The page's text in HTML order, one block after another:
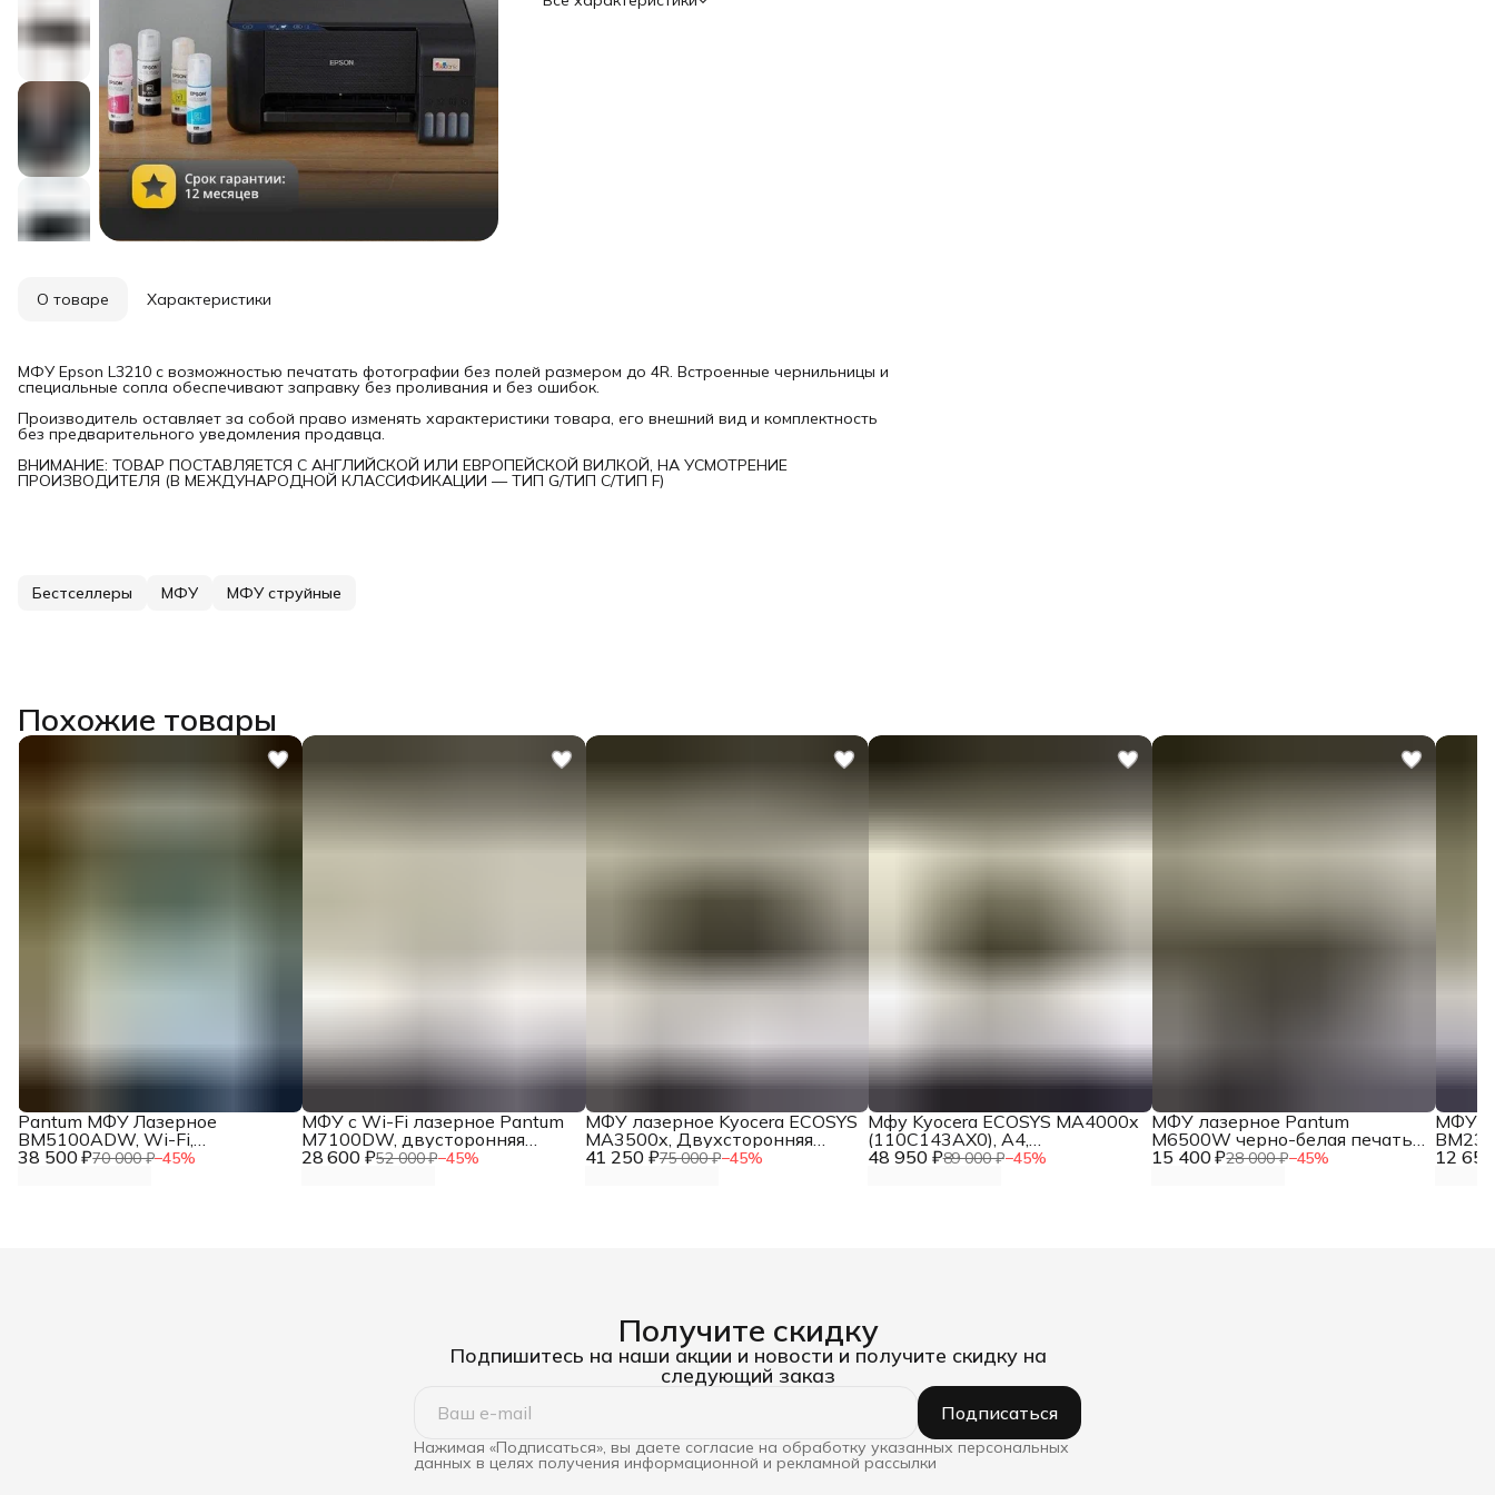
О товаре Характеристики
МФУ Epson L3210 с возможностью печатать фотографии без полей размером до 4R. Встроенные чернильницы и
специальные сопла обеспечивают заправку без проливания и без ошибок.
Производитель оставляет за собой право изменять характеристики товара, его внешний вид и комплектность
без предварительного уведомления продавца.
ВНИМАНИЕ: ТОВАР ПОСТАВЛЯЕТСЯ С АНГЛИЙСКОЙ ИЛИ ЕВРОПЕЙСКОЙ ВИЛКОЙ, НА УСМОТРЕНИЕ
ПРОИЗВОДИТЕЛЯ (В МЕЖДУНАРОДНОЙ КЛАССИФИКАЦИИ — ТИП G/ТИП C/ТИП F)
Бестселлеры МФУ МФУ струйные
Похожие товары
38 500 ₽70 000 ₽−45%
Pantum МФУ Лазерное
BM5100ADW, Wi-Fi,
A4,Ethernet (RJ-45), USB
28 600 ₽52 000 ₽−45%
МФУ с Wi-Fi лазерное Pantum
M7100DW, двусторонняя
печать ч/б, Wi-Fi, USB, LAN,
41 250 ₽75 000 ₽−45%
МФУ лазерное Kyocera ECOSYS
MA3500x, Двухсторонняя
печать, A4, для офиса
48 950 ₽89 000 ₽−45%
Мфу Kyocera ECOSYS MA4000x
(110C143AX0), A4,
Автоподатчик двухсторонний
15 400 ₽28 000 ₽−45%
МФУ лазерное Pantum
M6500W черно-белая печать,
Wi-Fi, A4
12
МФУ
Получите скидку
Подпишитесь на наши акции и новости и получите скидку на
следующий заказ
Подписаться
Нажимая «Подписаться», вы даете согласие на обработку указанных персональных
данных в целях получения информационной и рекламной рассылки